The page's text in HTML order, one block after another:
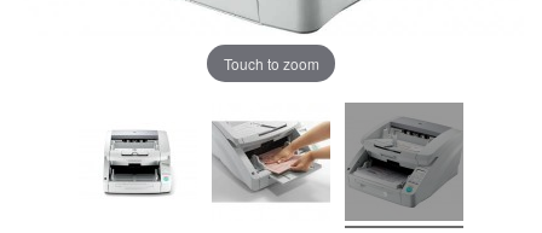
Touch to zoom